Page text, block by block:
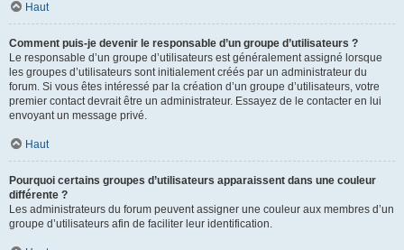
Haut
Comment puis-je devenir le responsable d’un groupe d’utilisateurs ?
Le responsable d’un groupe d’utilisateurs est généralement assigné lorsque
les groupes d’utilisateurs sont initialement créés par un administrateur du
forum. Si vous êtes intéressé par la création d’un groupe d’utilisateurs, votre
premier contact devrait être un administrateur. Essayez de le contacter en lui
envoyant un message privé.
Haut
Pourquoi certains groupes d’utilisateurs apparaissent dans une couleur
différente ?
Les administrateurs du forum peuvent assigner une couleur aux membres d’un
groupe d’utilisateurs afin de faciliter leur identification.